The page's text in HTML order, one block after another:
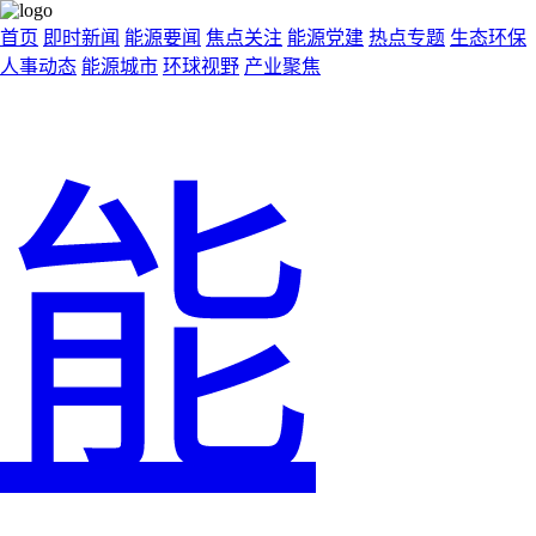
首页 即时新闻 能源要闻 焦点关注 能源党建 热点专题 生态环保
人事动态 能源城市 环球视野 产业聚焦
能